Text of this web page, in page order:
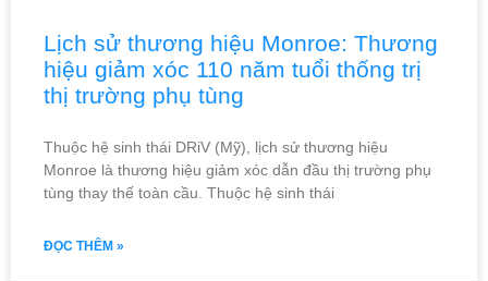
Lịch sử thương hiệu Monroe: Thương
hiệu giảm xóc 110 năm tuổi thống trị
thị trường phụ tùng
Thuộc hệ sinh thái DRiV (Mỹ), lịch sử thương hiệu
Monroe là thương hiệu giảm xóc dẫn đầu thị trường phụ
tùng thay thế toàn cầu. Thuộc hệ sinh thái
ĐỌC THÊM »